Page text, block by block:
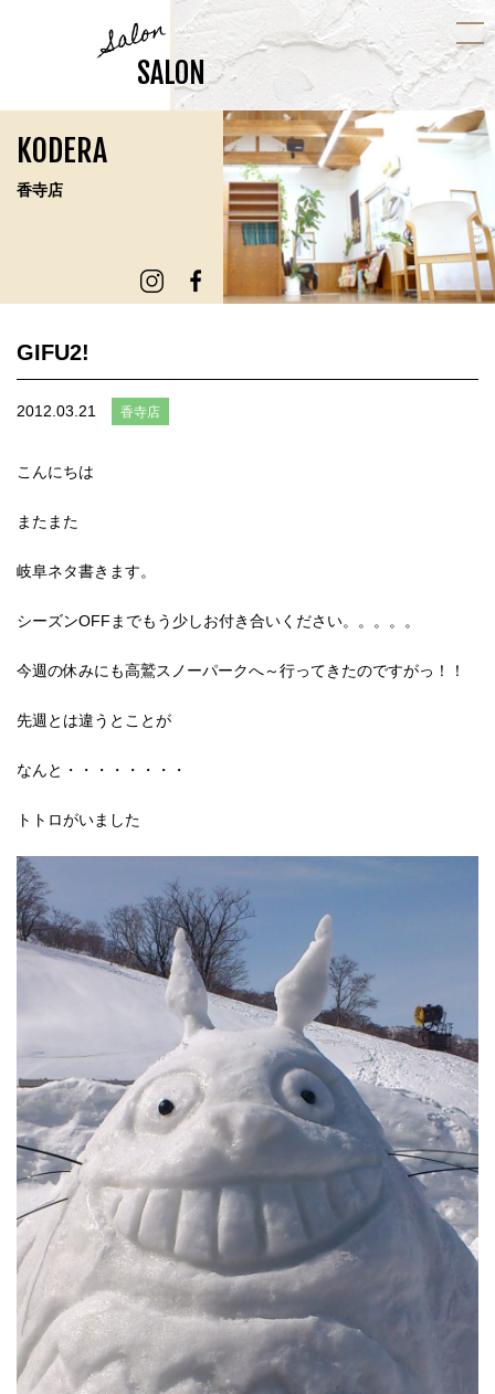
Salon
SALON
KODERA
香寺店
GIFU2!
2012.03.21 香寺店
こんにちは
またまた
岐阜ネタ書きます。
シーズンOFFまでもう少しお付き合いください。。。。。
今週の休みにも高鷲スノーパークへ～行ってきたのですがっ！！
先週とは違うとことが
なんと・・・・・・・・
トトロがいました